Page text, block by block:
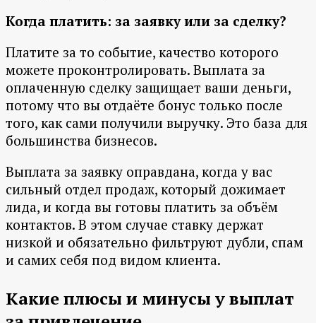
Когда платить: за заявку или за сделку?
Платите за то событие, качество которого
можете проконтролировать. Выплата за
оплаченную сделку защищает ваши деньги,
потому что вы отдаёте бонус только после
того, как сами получили выручку. Это база для
большинства бизнесов.
Выплата за заявку оправдана, когда у вас
сильный отдел продаж, который дожимает
лида, и когда вы готовы платить за объём
контактов. В этом случае ставку держат
низкой и обязательно фильтруют дубли, спам
и самих себя под видом клиента.
Какие плюсы и минусы у выплат